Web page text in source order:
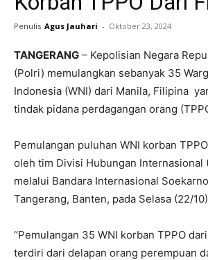
Penulis Agus Jauhari - Oktober 23, 2024
TANGERANG – Kepolisian Negara
(Polri) memulangkan sebanyak 35
Indonesia (WNI) dari Manila, Filipina
tindak pidana perdagangan orang
Pemulangan puluhan WNI korban
oleh tim Divisi Hubungan Internasional
melalui Bandara Internasional
Tangerang, Banten, pada Selasa (22/
“Pemulangan 35 WNI korban TPPO
terdiri dari delapan orang perempuan